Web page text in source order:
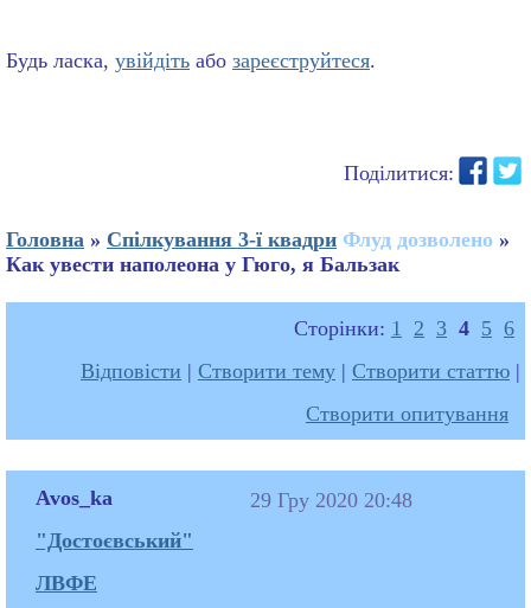
Будь ласка, увійдіть або зареєструйтеся.
Поділитися:
Головна » Спілкування 3-ї квадри Флуд дозволено »
Как увести наполеона у Гюго, я Бальзак
Сторінки: 1 2 3 4 5 6
Відповісти | Створити тему | Створити статтю |
Створити опитування
Avos_ka
"Достоєвський"
ЛВФЕ
29 Гру 2020 20:48